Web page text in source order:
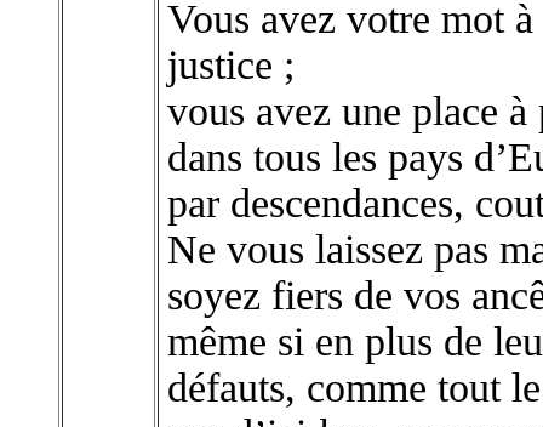
Vous avez votre mot
justice ;
vous avez une place
dans tous les pays
par descendances,
Ne vous laissez pas
soyez fiers de vos
même si en plus de
défauts, comme tout